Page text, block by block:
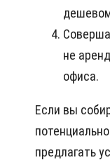
не
офиса.
Если вы
предлагать